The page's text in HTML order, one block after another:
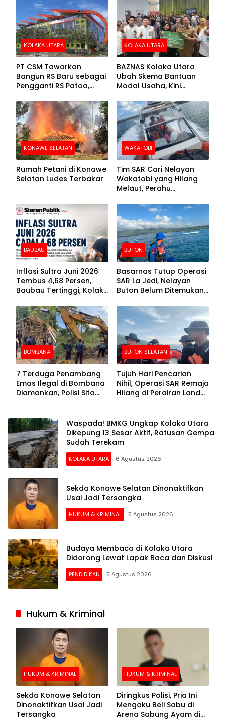
KOLAKA UTARA
PT CSM Tawarkan
Bangun RS Baru sebagai
Pengganti RS Patoa,
Kolut
KOLAKA UTARA
BAZNAS Kolaka Utara
Ubah Skema Bantuan
Modal Usaha, Kini
Barang Senilai Rp419,5
Juta
KONAWE SELATAN
Rumah Petani di Konawe
Selatan Ludes Terbakar
WAKATOBI
Tim SAR Cari Nelayan
Wakatobi yang Hilang
Melaut, Perahu
Kemasukan Air
BAUBAU
Inflasi Sultra Juni 2026
Tembus 4,68 Persen,
Baubau Tertinggi, Kolaka
BUTON
Basarnas Tutup Operasi
SAR La Jedi, Nelayan
Buton Belum Ditemukan
BOMBANA
7 Terduga Penambang
Emas Ilegal di Bombana
Diamankan, Polisi Sita
BUTON SELATAN
Tujuh Hari Pencarian
Nihil, Operasi SAR Remaja
Hilang di Perairan Lande
Waspada! BMKG Ungkap Kolaka Utara
Dikepung 13 Sesar Aktif, Ratusan Gempa
Sudah Terekam
KOLAKA UTARA 6 Agustus 2026
Sekda Konawe Selatan Dinonaktifkan
Usai Jadi Tersangka
HUKUM & KRIMINAL 5 Agustus 2026
Budaya Membaca di Kolaka Utara
Didorong Lewat Lapak Baca dan Diskusi
PENDIDIKAN 5 Agustus 2026
Hukum & Kriminal
HUKUM & KRIMINAL
Sekda Konawe Selatan
Dinonaktifkan Usai Jadi
Tersangka
HUKUM & KRIMINAL
Diringkus Polisi, Pria Ini
Mengaku Beli Sabu di
Arena Sabung Ayam di